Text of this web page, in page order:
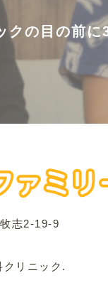
クの目の前に
志2-19-9
リニック.